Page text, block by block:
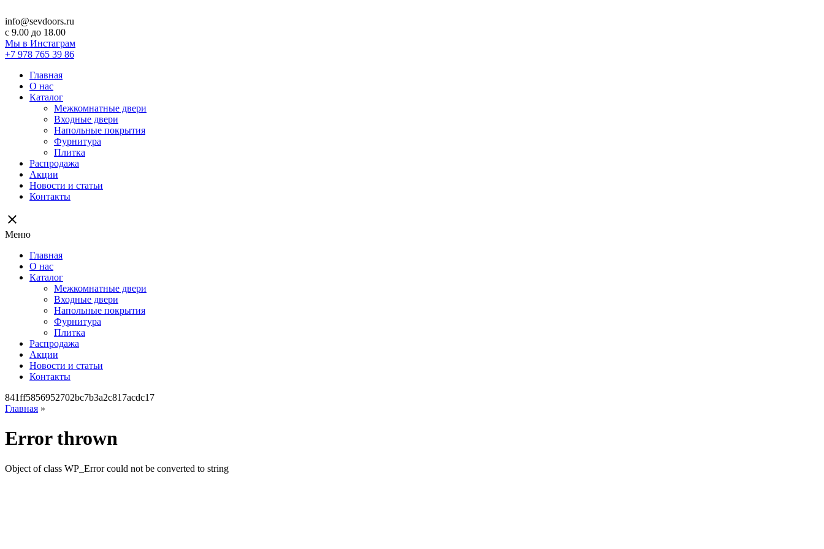
info@sevdoors.ru
c 9.00 до 18.00
Мы в Инстаграм
+7 978 765 39 86
Главная
О нас
Каталог
Межкомнатные двери
Входные двери
Напольные покрытия
Фурнитура
Плитка
Распродажа
Акции
Новости и статьи
Контакты
close
Меню
Главная
О нас
Каталог
Межкомнатные двери
Входные двери
Напольные покрытия
Фурнитура
Плитка
Распродажа
Акции
Новости и статьи
Контакты
841ff5856952702bc7b3a2c817acdc17
Главная »
Error thrown
Object of class WP_Error could not be converted to string